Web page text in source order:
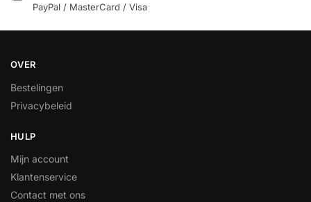
PayPal / MasterCard / Visa
OVER
Bestelingen
Privacybeleid
HULP
Mijn account
Klantenservice
Contact met ons